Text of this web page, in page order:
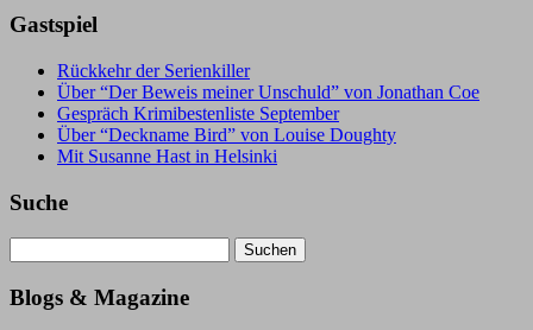
Gastspiel
Rückkehr der Serienkiller
Über “Der Beweis meiner Unschuld” von Jonathan Coe
Gespräch Krimibestenliste September
Über “Deckname Bird” von Louise Doughty
Mit Susanne Hast in Helsinki
Suche
nach:
Blogs & Magazine